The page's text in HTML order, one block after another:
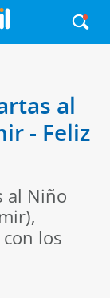
al
- Feliz
al Niño
los